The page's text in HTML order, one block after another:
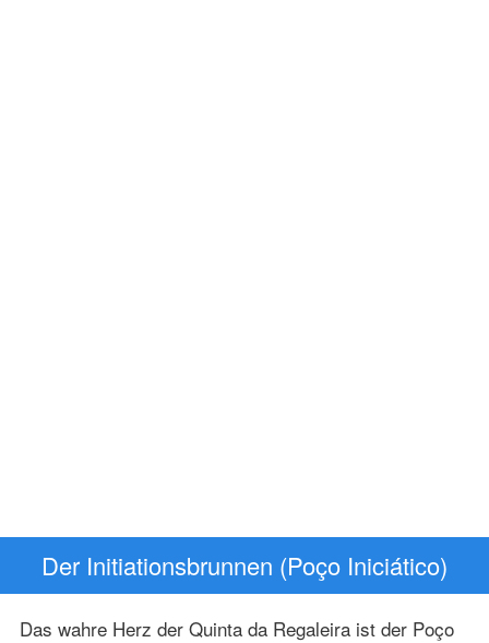
Der Initiationsbrunnen (Poço Iniciático)
Das wahre Herz der Quinta da Regaleira ist der Poço